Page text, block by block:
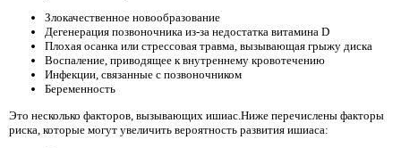
Злокачественное новообразование
Дегенерация позвоночника из-за недостатка витамина D
Плохая осанка или стрессовая травма, вызывающая грыжу диска
Воспаление, приводящее к внутреннему кровотечению
Инфекции, связанные с позвоночником
Беременность
Это несколько факторов, вызывающих ишиас.Ниже перечислены факторы
риска, которые могут увеличить вероятность развития ишиаса: